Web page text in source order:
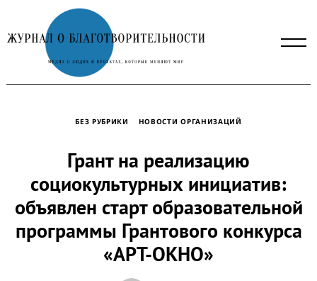
to
content
БЕЗ РУБРИКИ НОВОСТИ ОРГАНИЗАЦИЙ
Грант на реализацию
социокультурных инициатив:
объявлен старт образовательной
программы Грантового конкурса
«АРТ-ОКНО»